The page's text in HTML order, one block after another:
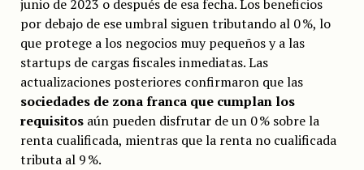
junio de 2023 o después de esa fecha. Los beneficios
por debajo de ese umbral siguen tributando al 0 %, lo
que protege a los negocios muy pequeños y a las
startups de cargas fiscales inmediatas. Las
actualizaciones posteriores confirmaron que las
sociedades de zona franca que cumplan los
requisitosaún pueden disfrutar de un 0 % sobre la
renta cualificada, mientras que la renta no cualificada
tributa al 9 %.